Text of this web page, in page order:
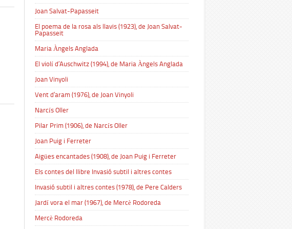
Joan Salvat-Papasseit
El poema de la rosa als llavis (1923), de Joan Salvat-
Papasseit
Maria Àngels Anglada
El violí d’Auschwitz (1994), de Maria Àngels Anglada
Joan Vinyoli
Vent d’aram (1976), de Joan Vinyoli
Narcís Oller
Pilar Prim (1906), de Narcís Oller
Joan Puig i Ferreter
Aigües encantades (1908), de Joan Puig i Ferreter
Els contes del llibre Invasió subtil i altres contes
Invasió subtil i altres contes (1978), de Pere Calders
Jardí vora el mar (1967), de Mercè Rodoreda
Mercè Rodoreda